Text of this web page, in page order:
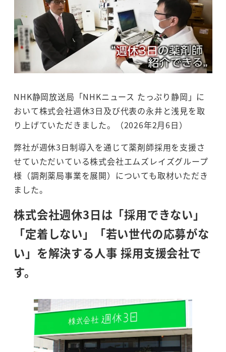
NHK静岡放送局「NHKニュース たっぷり静岡」に
おいて株式会社週休3日及び代表の永井と浅見を取
り上げていただきました。（2026年2月6日）
弊社が週休3日制導入を通じて薬剤師採用を支援さ
せていただいている株式会社エムズレイズグループ
様（調剤薬局事業を展開）についても取材いただき
ました。
株式会社週休3日は「採用できない」
「定着しない」「若い世代の応募がな
い」を解決する人事 採用支援会社で
す。